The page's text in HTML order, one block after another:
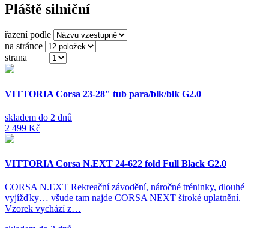
Pláště silniční
řazení podle
na stránce
strana
VITTORIA Corsa 23-28" tub para/blk/blk G2.0
skladem do 2 dnů
2 499 Kč
VITTORIA Corsa N.EXT 24-622 fold Full Black G2.0
CORSA N.EXT Rekreační závodění, náročné tréninky, dlouhé
vyjížďky… všude tam najde CORSA NEXT široké uplatnění.
Vzorek vychází z…